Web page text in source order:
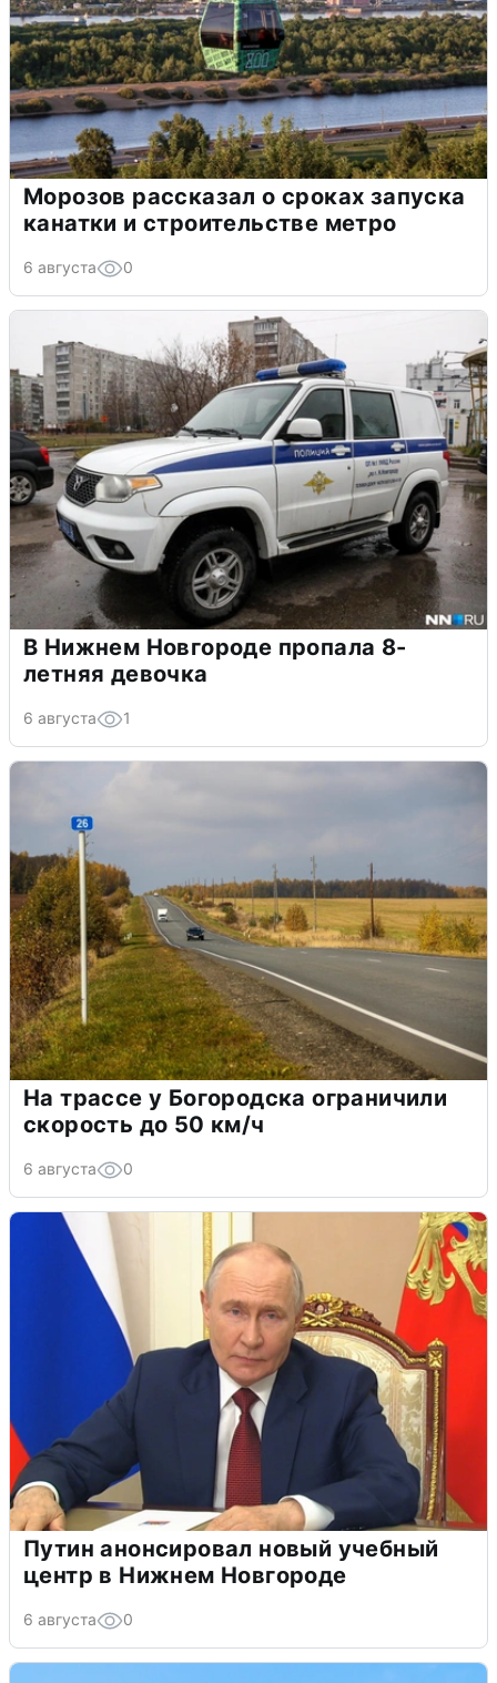
Морозов рассказал о сроках запуска
канатки и строительстве метро
6 августа 0
В Нижнем Новгороде пропала 8-
летняя девочка
6 августа 1
На трассе у Богородска ограничили
скорость до 50 км/ч
6 августа 0
Путин анонсировал новый учебный
центр в Нижнем Новгороде
6 августа 0